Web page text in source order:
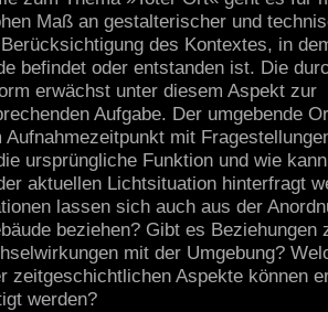
Maß an gestalterischer und
des Kontextes, in
befindet oder entstanden ist. Die
erwächst unter diesem Aspekt zur
Aufgabe. Der umgebende
mit
ursprüngliche Funktion und wie
aktuellen Lichtsituation hinterfragt
lassen sich auch aus der
beziehen? Gibt es Beziehungen
mit der Umgebung?
zeitgeschichtlichen Aspekte können
werden?